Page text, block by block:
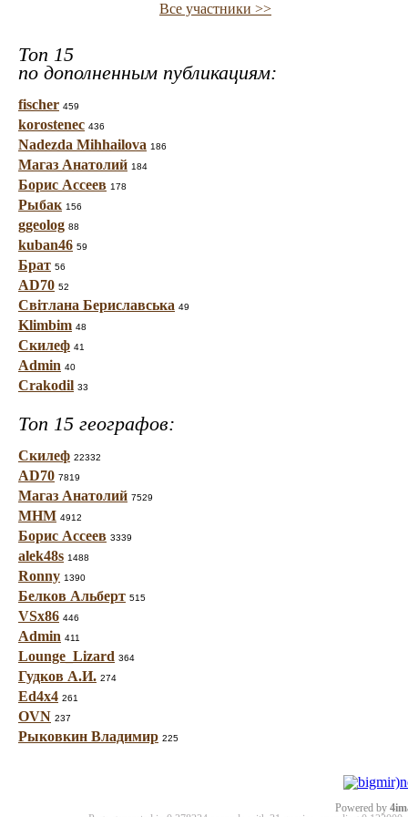
Все участники >>
Топ 15
по дополненным публикациям:
fischer 459
korostenec 436
Nadezda Mihhailova 186
Магаз Анатолий 184
Борис Ассеев 178
Рыбак 156
ggeolog 88
kuban46 59
Брат 56
AD70 52
Світлана Бериславська 49
Klimbim 48
Скилеф 41
Admin 40
Crakodil 33
Топ 15 географов:
Скилеф 22332
AD70 7819
Магаз Анатолий 7529
МНМ 4912
Борис Ассеев 3339
alek48s 1488
Ronny 1390
Белков Альберт 515
VSx86 446
Admin 411
Lounge_Lizard 364
Гудков А.И. 274
Ed4x4 261
OVN 237
Рыковкин Владимир 225
Powered by